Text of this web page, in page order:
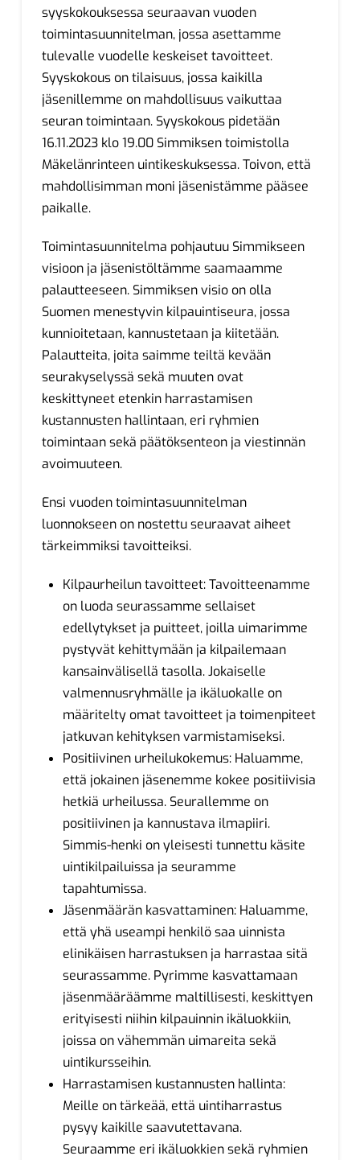
syyskokouksessa seuraavan vuoden
toimintasuunnitelman, jossa asettamme
tulevalle vuodelle keskeiset tavoitteet.
Syyskokous on tilaisuus, jossa kaikilla
jäsenillemme on mahdollisuus vaikuttaa
seuran toimintaan. Syyskokous pidetään
16.11.2023 klo 19.00 Simmiksen toimistolla
Mäkelänrinteen uintikeskuksessa. Toivon, että
mahdollisimman moni jäsenistämme pääsee
paikalle.
Toimintasuunnitelma pohjautuu Simmikseen
visioon ja jäsenistöltämme saamaamme
palautteeseen. Simmiksen visio on olla
Suomen menestyvin kilpauintiseura, jossa
kunnioitetaan, kannustetaan ja kiitetään.
Palautteita, joita saimme teiltä kevään
seurakyselyssä sekä muuten ovat
keskittyneet etenkin harrastamisen
kustannusten hallintaan, eri ryhmien
toimintaan sekä päätöksenteon ja viestinnän
avoimuuteen.
Ensi vuoden toimintasuunnitelman
luonnokseen on nostettu seuraavat aiheet
tärkeimmiksi tavoitteiksi.
Kilpaurheilun tavoitteet: Tavoitteenamme
on luoda seurassamme sellaiset
edellytykset ja puitteet, joilla uimarimme
pystyvät kehittymään ja kilpailemaan
kansainvälisellä tasolla. Jokaiselle
valmennusryhmälle ja ikäluokalle on
määritelty omat tavoitteet ja toimenpiteet
jatkuvan kehityksen varmistamiseksi.
Positiivinen urheilukokemus: Haluamme,
että jokainen jäsenemme kokee positiivisia
hetkiä urheilussa. Seurallemme on
positiivinen ja kannustava ilmapiiri.
Simmis-henki on yleisesti tunnettu käsite
uintikilpailuissa ja seuramme
tapahtumissa.
Jäsenmäärän kasvattaminen: Haluamme,
että yhä useampi henkilö saa uinnista
elinikäisen harrastuksen ja harrastaa sitä
seurassamme. Pyrimme kasvattamaan
jäsenmääräämme maltillisesti, keskittyen
erityisesti niihin kilpauinnin ikäluokkiin,
joissa on vähemmän uimareita sekä
uintikursseihin.
Harrastamisen kustannusten hallinta:
Meille on tärkeää, että uintiharrastus
pysyy kaikille saavutettavana.
Seuraamme eri ikäluokkien sekä ryhmien